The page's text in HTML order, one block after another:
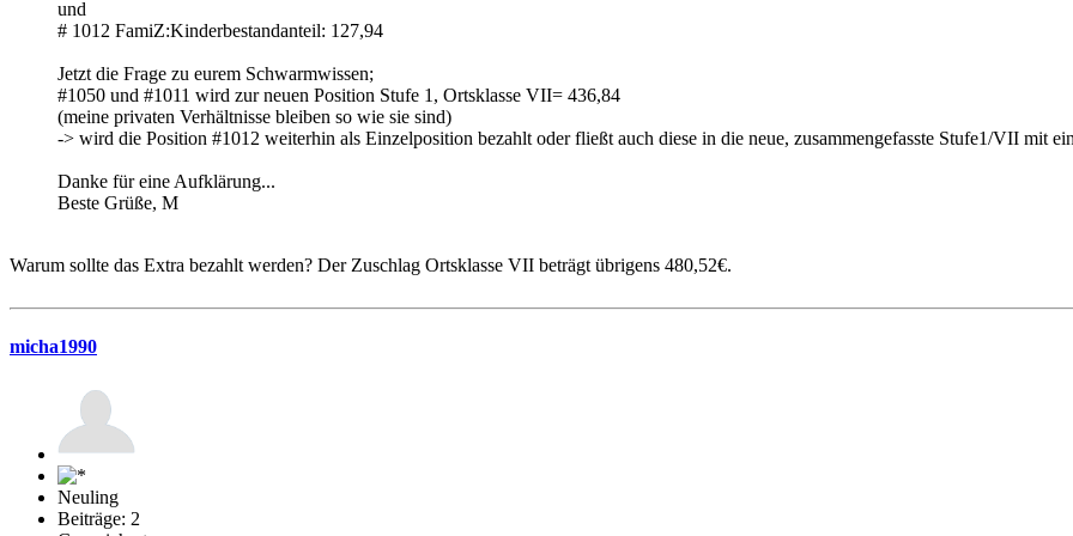
und
# 1012 FamiZ:Kinderbestandanteil: 127,94
Jetzt die Frage zu eurem Schwarmwissen;
#1050 und #1011 wird zur neuen Position Stufe 1, Ortsklasse VII= 436,84
(meine privaten Verhältnisse bleiben so wie sie sind)
-> wird die Position #1012 weiterhin als Einzelposition bezahlt oder fließt auch diese in die neue, zusammengefasste Stufe1/VII mit
Danke für eine Aufklärung...
Beste Grüße, M
Warum sollte das Extra bezahlt werden? Der Zuschlag Ortsklasse VII beträgt übrigens 480,52€.
micha1990
Neuling
Beiträge: 2